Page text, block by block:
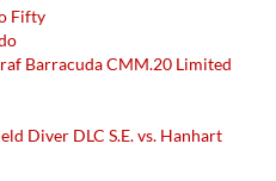
Fifty
Barracuda CMM.20 Limited
Diver DLC S.E. vs. Hanhart